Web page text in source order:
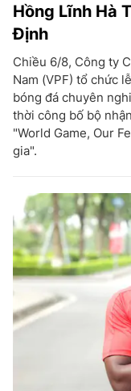
Hồng Lĩnh Hà
Định
Chiều 6/8, Công ty
Nam (VPF) tổ chức
bóng đá chuyên
thời công bố bộ
"World Game, Our
gia".